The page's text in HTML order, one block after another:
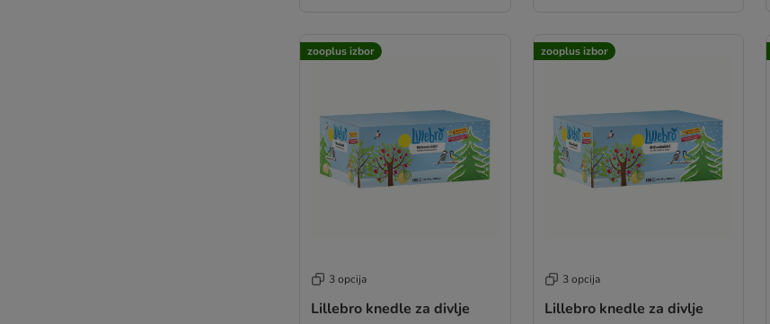
zooplus izbor
3 opcija
Lillebro knedle za divlje
zooplus izbor
3 opcija
Lillebro knedle za divlje